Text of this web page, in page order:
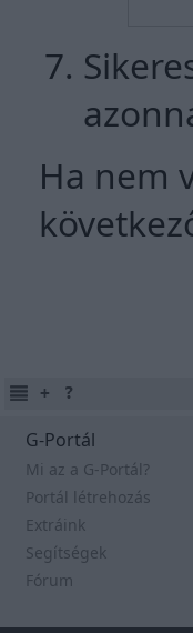
Ha nem
G-Portál
Mi az a G-Portál?
Portál létrehozás
Extráink
Segítségek
Fórum